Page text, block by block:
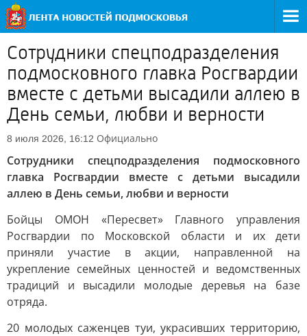
Сотрудники спецподразделения
подмосковного главка Росгвардии
вместе с детьми высадили аллею в
День семьи, любви и верности
8 июля 2026, 16:12 Официально
Сотрудники спецподразделения подмосковного
главка Росгвардии вместе с детьми высадили
аллею в День семьи, любви и верности
Бойцы ОМОН «Пересвет» Главного управления
Росгвардии по Московской области и их дети
приняли участие в акции, направленной на
укрепление семейных ценностей и ведомственных
традиций и высадили молодые деревья на базе
отряда.
20 молодых саженцев туи, украсивших территорию,